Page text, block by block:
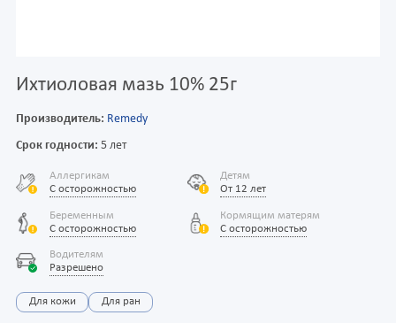
Ихтиоловая мазь 10% 25г
Производитель: Remedy
Срок годности: 5 лет
Аллергикам
С осторожностью
Детям
От 12 лет
Беременным
С осторожностью
Кормящим матерям
С осторожностью
Водителям
Разрешено
Для кожи Для ран